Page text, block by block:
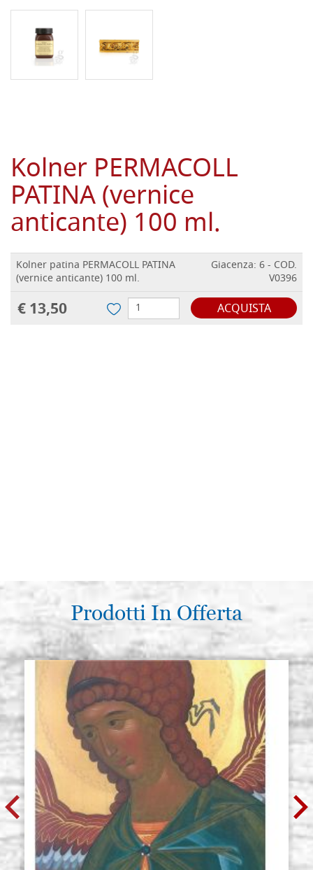
Kolner PERMACOLL
PATINA (vernice
anticante) 100 ml.
Kolner patina PERMACOLL PATINA
(vernice anticante) 100 ml.
Giacenza: 6 - COD.
V0396
€ 13,50 ACQUISTA
Prodotti In Offerta